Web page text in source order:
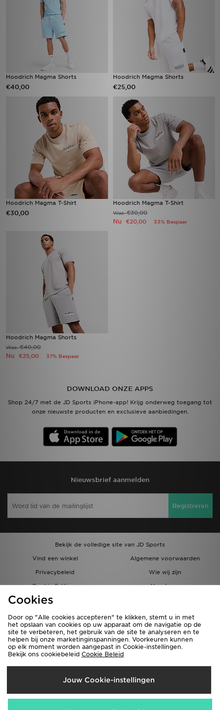
Hoodrich Magma Shorts
€40,00
Hoodrich Magma Shorts
€25,00
Hoodrich Magma T-Shirt
€30,00
Hoodrich Magma T-Shirt
Was€30,00
Nu €20,00 33% Bespaar
Hoodrich Magma Shorts
Was€40,00
Nu €25,00 37% Bespaar
DOWNLOAD ONZE APPS
Shop 24/7 met de JD Sports iPhone-app! Krijg onderweg toegang tot
onze nieuwste producten en exclusieve aanbiedingen.
Nieuwsbrief aanmelden
Registreren
Bekijk de volledige site van JD Sports
Vind een winkel
Algemene voorwaarden
Privacybeleid
Wie wij zijn
Cookie Settings
Vacatures
Bestellingen en Levering
Verzenden Naar
België
Cookies
Door op "Alle cookies accepteren" te klikken, stemt u in met
het opslaan van cookies op uw apparaat om de navigatie op de
site te verbeteren, het gebruik van de site te analyseren en te
helpen bij onze marketinginspanningen. Voorkeuren kunnen
op elk moment worden aangepast in Cookie-instellingen.
Bekijk ons cookiebeleid Cookie Beleid
Jouw Cookie-instellingen